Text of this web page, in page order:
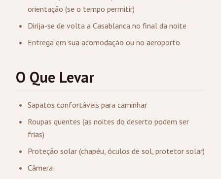
orientação (se o tempo permitir)
Dirija-se de volta a Casablanca no final da noite
Entrega em sua acomodação ou no aeroporto
O Que Levar
Sapatos confortáveis para caminhar
Roupas quentes (as noites do deserto podem ser
frias)
Proteção solar (chapéu, óculos de sol, protetor solar)
Câmera